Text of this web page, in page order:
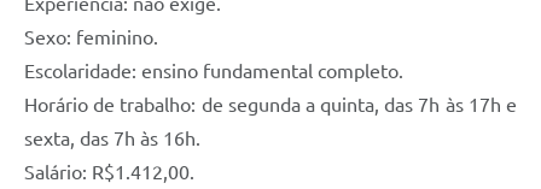
Sexo: feminino.
Escolaridade: ensino fundamental completo.
Horário de trabalho: de segunda a quinta, das 7h às 17h e
sexta, das 7h às 16h.
Salário: R$1.412,00.